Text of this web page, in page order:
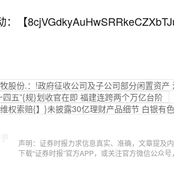
：【
股份.：!政府征收公司及子公司部分闲置资
四五”{规}划收官在即 福建连跨两个万亿台阶
维权索赔{】}未披露30亿理财产品细节 白银有
声明：证券时报力求信息真实、准确，文章提及
下载“证券时报”官方APP，或关注官方微信公众